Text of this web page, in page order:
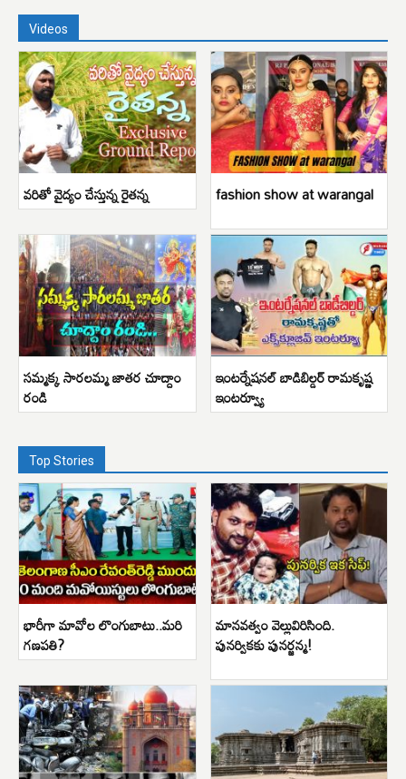
Videos
వరితో వైద్యం చేస్తున్న రైతన్న fashion show at warangal
సమ్మక్క సారలమ్మ జాతర చూద్దాం
రండి
ఇంటర్నేషనల్ బాడిబిల్డర్ రామకృష్ణ
ఇంటర్వ్యూ
Top Stories
భారీగా మావోల లొంగుబాటు..మరి
గణపతి?
మానవత్వం వెల్లువిరిసింది.
పునర్వికకు పునర్జన్మ!